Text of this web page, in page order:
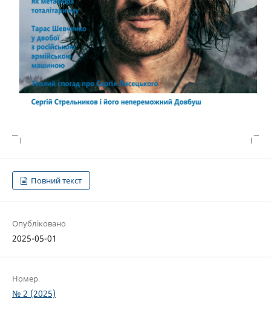
Повний текст
Опубліковано
2025-05-01
Номер
№ 2 (2025)